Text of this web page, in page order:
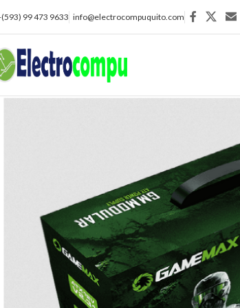
99 473 9633 info@electrocompuquito.com